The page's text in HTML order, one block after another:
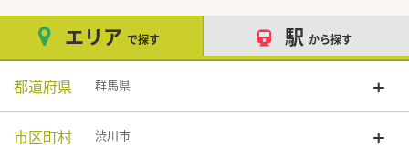
エリア で探す 駅 から探す
都道府県 群馬県
市区町村 渋川市